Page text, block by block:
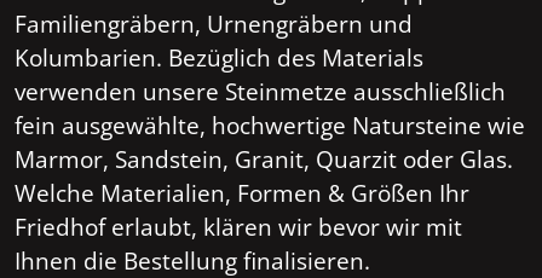
Familiengräbern, Urnengräbern und
Kolumbarien. Bezüglich des Materials
verwenden unsere Steinmetze ausschließlich
fein ausgewählte, hochwertige Natursteine wie
Marmor, Sandstein, Granit, Quarzit oder Glas.
Welche Materialien, Formen & Größen Ihr
Friedhof erlaubt, klären wir bevor wir mit
Ihnen die Bestellung finalisieren.